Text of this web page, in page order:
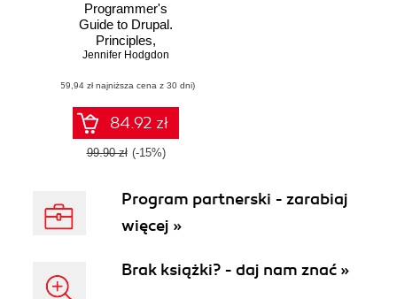
Programmer's
Guide to Drupal.
Principles,
Practices, and
Jennifer Hodgdon
(59,94 zł najniższa cena z 30 dni)
84.92 zł
99.90 zł (-15%)
Program partnerski - zarabiaj
więcej »
Brak książki? - daj nam znać »